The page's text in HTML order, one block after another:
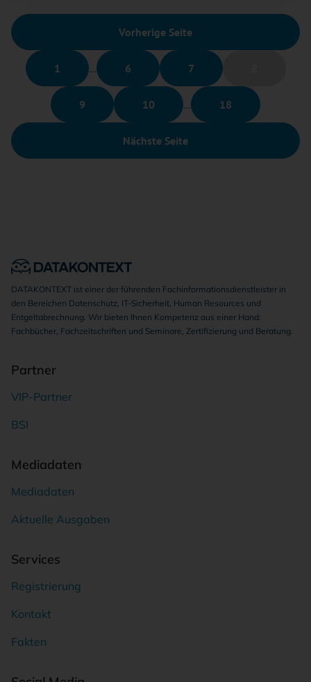
Vorherige Seite
1 … 6 7
9 10 … 18
Nächste Seite
DATAKONTEXT ist einer der führenden Fachinformationsdienstleister in
den Bereichen Datenschutz, IT-Sicherheit, Human Resources und
Entgeltabrechnung. Wir bieten Ihnen Kompetenz aus einer Hand:
Fachbücher, Fachzeitschriften und Seminare, Zertifizierung und Beratung.
Partner
VIP-Partner
BSI
Mediadaten
Mediadaten
Aktuelle Ausgaben
Services
Registrierung
Kontakt
Fakten